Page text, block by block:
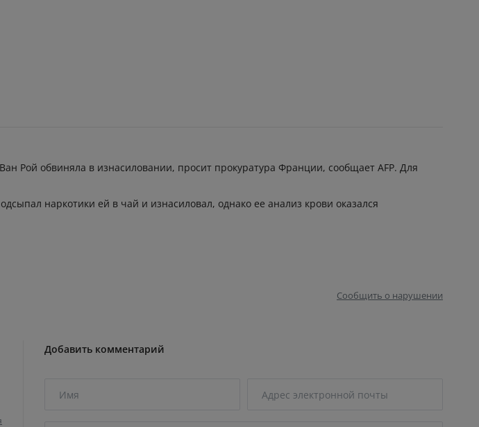
Рой обвиняла в изнасиловании, просит прокуратура Франции, сообщает AFP. Для
наркотики ей в чай и изнасиловал, однако ее анализ крови оказался
Сообщить о нарушении
Добавить комментарий